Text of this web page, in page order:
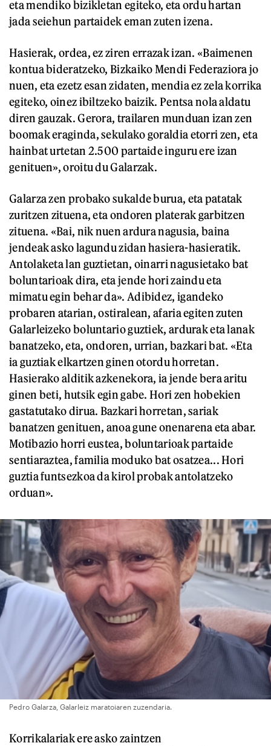
eta mendiko bizikletan egiteko, eta ordu hartan
jada seiehun partaidek eman zuten izena.
Hasierak, ordea, ez ziren errazak izan. «Baimenen
kontua bideratzeko, Bizkaiko Mendi Federaziora jo
nuen, eta ezetz esan zidaten, mendia ez zela korrika
egiteko, oinez ibiltzeko baizik. Pentsa nola aldatu
diren gauzak. Gerora, trailaren munduan izan zen
boomak eraginda, sekulako goraldia etorri zen, eta
hainbat urtetan 2.500 partaide inguru ere izan
genituen», oroitu du Galarzak.
Galarza zen probako sukalde burua, eta patatak
zuritzen zituena, eta ondoren platerak garbitzen
zituena. «Bai, nik nuen ardura nagusia, baina
jendeak asko lagundu zidan hasiera-hasieratik.
Antolaketa lan guztietan, oinarri nagusietako bat
boluntarioak dira, eta jende hori zaindu eta
mimatu egin behar da». Adibidez, igandeko
probaren atarian, ostiralean, afaria egiten zuten
Galarleizeko boluntario guztiek, ardurak eta lanak
banatzeko, eta, ondoren, urrian, bazkari bat. «Eta
ia guztiak elkartzen ginen otordu horretan.
Hasierako alditik azkenekora, ia jende bera aritu
ginen beti, hutsik egin gabe. Hori zen hobekien
gastatutako dirua. Bazkari horretan, sariak
banatzen genituen, anoa gune onenarena eta abar.
Motibazio horri eustea, boluntarioak partaide
sentiaraztea, familia moduko bat osatzea... Hori
guztia funtsezkoa da kirol probak antolatzeko
orduan».
Pedro Galarza, Galarleiz maratoiaren zuzendaria.
Korrikalariak ere asko zaintzen